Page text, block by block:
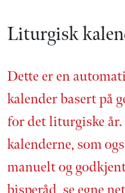
Liturgisk
Dette er en
kalender basert på
for det liturgiske
kalenderne, som
manuelt og